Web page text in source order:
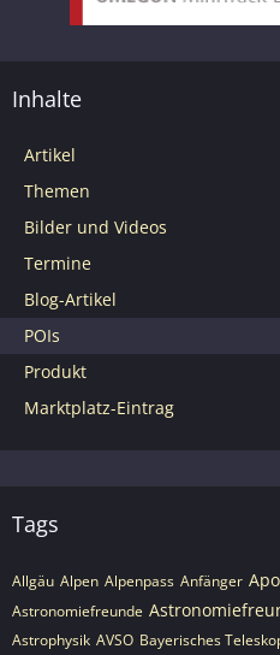
Inhalte
Artikel
Themen
Bilder und Videos
Termine
Blog-Artikel
POIs
Produkt
Marktplatz-Eintrag
Tags
Allgäu Alpen Alpenpass Anfänger
Astronomiefreunde
Astrophysik AVSO Bayerisches